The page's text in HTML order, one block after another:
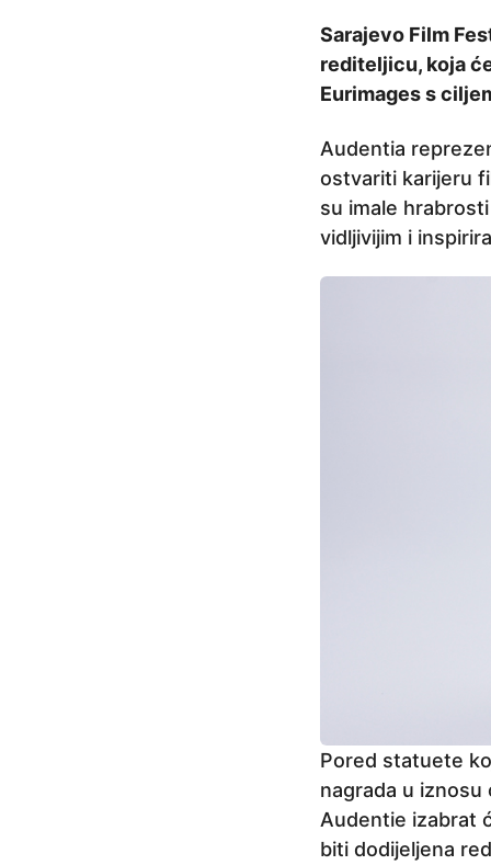
Sarajevo Film
rediteljicu, koja
Eurimages s
Audentia
ostvariti karijeru
su imale
vidljivijim i
Pored statuete
nagrada u iznosu
Audentie izabrat
biti dodijeljena